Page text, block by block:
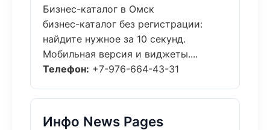
Бизнес-каталог в Омск
бизнес-каталог без регистрации:
найдите нужное за 10 секунд.
Мобильная версия и виджеты....
Телефон: +7-976-664-43-31
Инфо News Pages